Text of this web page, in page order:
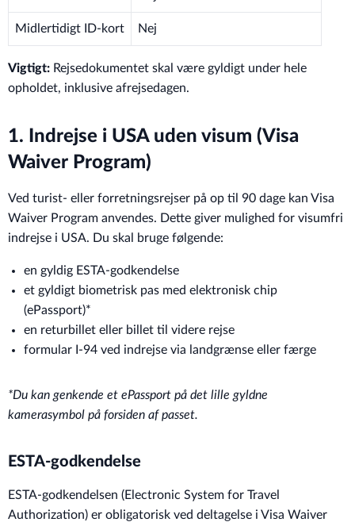
Midlertidigt ID-kort Nej
Vigtigt: Rejsedokumentet skal være gyldigt under hele
opholdet, inklusive afrejsedagen.
1. Indrejse i USA uden visum (Visa
Waiver Program)
Ved turist- eller forretningsrejser på op til 90 dage kan Visa
Waiver Program anvendes. Dette giver mulighed for visumfri
indrejse i USA. Du skal bruge følgende:
en gyldig ESTA-godkendelse
et gyldigt biometrisk pas med elektronisk chip
(ePassport)*
en returbillet eller billet til videre rejse
formular I-94 ved indrejse via landgrænse eller færge
*Du kan genkende et ePassport på det lille gyldne
kamerasymbol på forsiden af passet.
ESTA-godkendelse
ESTA-godkendelsen (Electronic System for Travel
Authorization) er obligatorisk ved deltagelse i Visa Waiver